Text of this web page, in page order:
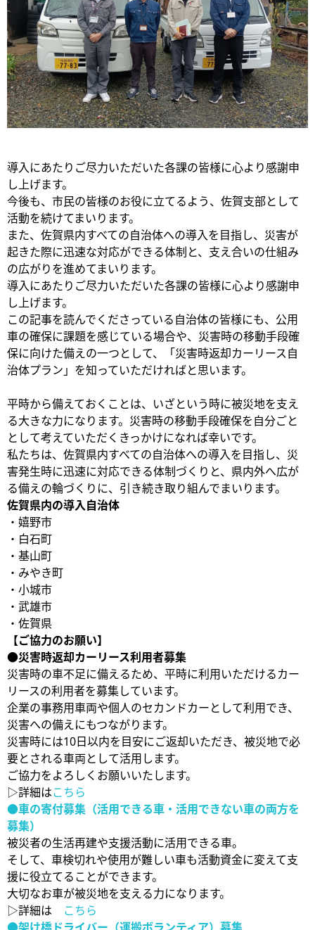
導入にあたりご尽力いただいた各課の皆様に心より感謝申
し上げます。
今後も、市民の皆様のお役に立てるよう、佐賀支部として
活動を続けてまいります。
また、佐賀県内すべての自治体への導入を目指し、災害が
起きた際に迅速な対応ができる体制と、支え合いの仕組み
の広がりを進めてまいります。
導入にあたりご尽力いただいた各課の皆様に心より感謝申
し上げます。
この記事を読んでくださっている自治体の皆様にも、公用
車の確保に課題を感じている場合や、災害時の移動手段確
保に向けた備えの一つとして、「災害時返却カーリース自
治体プラン」を知っていただければと思います。
平時から備えておくことは、いざという時に被災地を支え
る大きな力になります。災害時の移動手段確保を自分ごと
として考えていただくきっかけになれば幸いです。
私たちは、佐賀県内すべての自治体への導入を目指し、災
害発生時に迅速に対応できる体制づくりと、県内外へ広が
る備えの輪づくりに、引き続き取り組んでまいります。
佐賀県内の導入自治体
・嬉野市
・白石町
・基山町
・みやき町
・小城市
・武雄市
・佐賀県
【ご協力のお願い】
●災害時返却カーリース利用者募集
災害時の車不足に備えるため、平時に利用いただけるカー
リースの利用者を募集しています。
企業の事務用車両や個人のセカンドカーとして利用でき、
災害への備えにもつながります。
災害時には10日以内を目安にご返却いただき、被災地で必
要とされる車両として活用します。
ご協力をよろしくお願いいたします。
▷詳細はこちら
●車の寄付募集（活用できる車・活用できない車の両方を
募集）
被災者の生活再建や支援活動に活用できる車。
そして、車検切れや使用が難しい車も活動資金に変えて支
援に役立てることができます。
大切なお車が被災地を支える力になります。
▷詳細は こちら